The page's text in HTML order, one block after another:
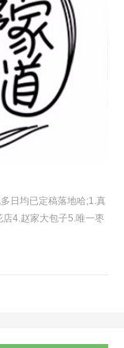
日均已定稿落地哈;1.真
4.赵家大包子5.唯一枣